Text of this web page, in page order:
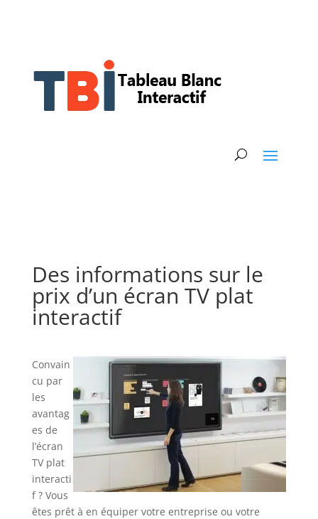
Des informations sur le
prix d’un écran TV plat
interactif
Convain
cu par
les
avantag
es de
l’écran
TV plat
interacti
f ? Vous
êtes prêt à en équiper votre entreprise ou votre